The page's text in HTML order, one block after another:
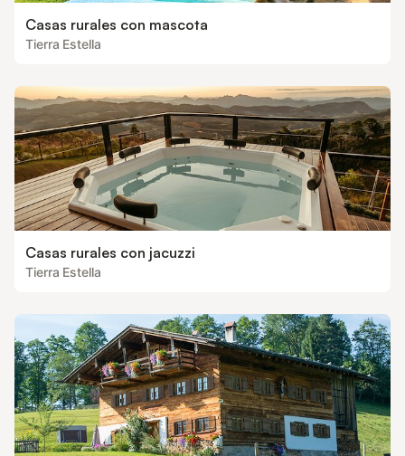
Casas rurales con mascota
Tierra Estella
Casas rurales con jacuzzi
Tierra Estella